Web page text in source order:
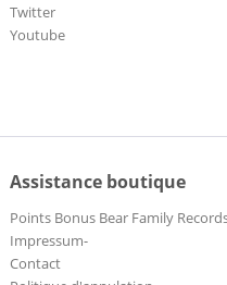
Twitter
Youtube
Assistance boutique
Points Bonus Bear Family
Impressum-
Contact